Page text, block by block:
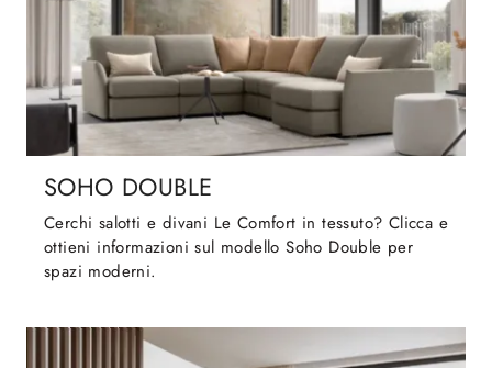
SOHO DOUBLE
Cerchi salotti e divani Le Comfort in tessuto? Clicca e
ottieni informazioni sul modello Soho Double per
spazi moderni.